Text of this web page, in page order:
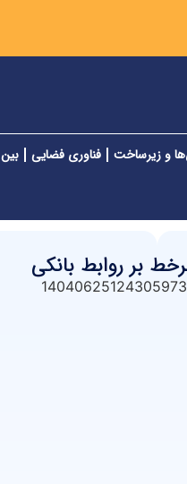
و زیرساخت فناوری فضایی
بر روابط بانکی